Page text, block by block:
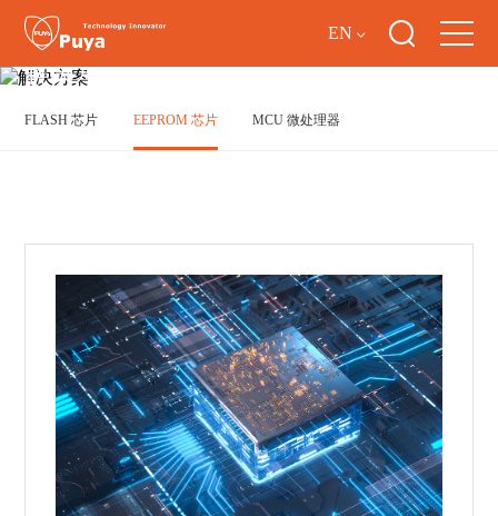
EN
解决方案
FLASH 芯片 EEPROM 芯片 MCU 微处理器